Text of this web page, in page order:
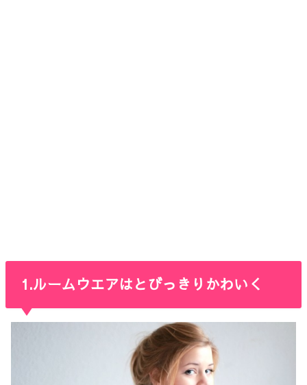
1.ルームウエアはとびっきりかわいく